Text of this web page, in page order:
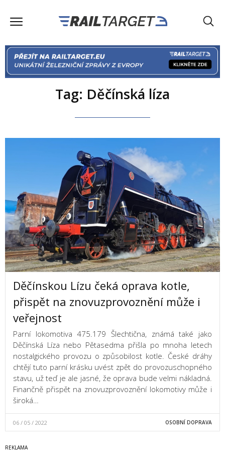
Tag: Děčínská líza
Děčínskou Lízu čeká oprava kotle,
přispět na znovuzprovoznění může i
veřejnost
Parní lokomotiva 475.179 Šlechtična, známá také jako
Děčínská Líza nebo Pětasedma přišla po mnoha letech
nostalgického provozu o způsobilost kotle. České dráhy
chtějí tuto parní krásku uvést zpět do provozuschopného
stavu, už teď je ale jasné, že oprava bude velmi nákladná.
Finančně přispět na znovuzprovoznění lokomotivy může i
široká…
06 / 05 / 2022 OSOBNÍ DOPRAVA